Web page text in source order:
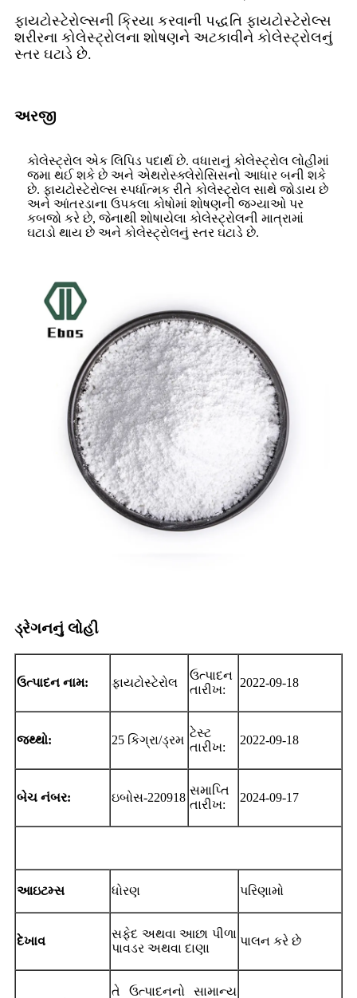
ફાયટોસ્ટેરોલ્સની ક્રિયા કરવાની પદ્ધતિ ફાયટોસ્ટેરોલ્સ
શરીરના કોલેસ્ટ્રોલના શોષણને અટકાવીને કોલેસ્ટ્રોલનું
સ્તર ઘટાડે છે.
અરજી
કોલેસ્ટ્રોલ એક લિપિડ પદાર્થ છે. વધારાનું કોલેસ્ટ્રોલ લોહીમાં
જમા થઈ શકે છે અને એથરોસ્ક્લેરોસિસનો આધાર બની શકે
છે. ફાયટોસ્ટેરોલ્સ સ્પર્ધાત્મક રીતે કોલેસ્ટ્રોલ સાથે જોડાય છે
અને આંતરડાના ઉપકલા કોષોમાં શોષણની જગ્યાઓ પર
કબજો કરે છે, જેનાથી શોષાયેલા કોલેસ્ટ્રોલની માત્રામાં
ઘટાડો થાય છે અને કોલેસ્ટ્રોલનું સ્તર ઘટાડે છે.
ડ્રેગનનું લોહી
ઉત્પાદન નામ: ફાયટોસ્ટેરોલ
ઉત્પાદન
તારીખ:
2022-09-18
જથ્થો: 25 કિગ્રા/ડ્રમ
ટેસ્ટ
તારીખ:
2022-09-18
બેચ નંબર: ઇબોસ-220918
સમાપ્તિ
તારીખ:
2024-09-17
આઇટમ્સ ધોરણ પરિણામો
દેખાવ
સફેદ અથવા આછા પીળા
પાવડર અથવા દાણા
પાલન કરે છે
તે ઉત્પાદનનો સામાન્ય